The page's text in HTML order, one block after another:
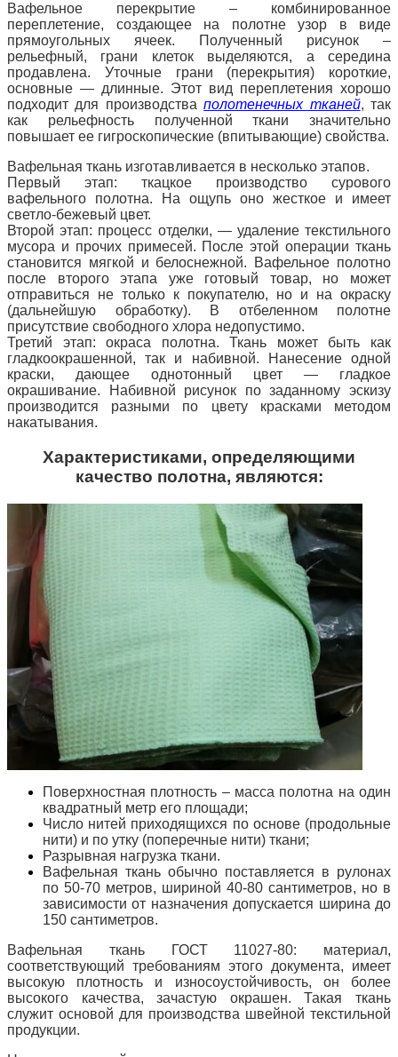
Вафельное перекрытие – комбинированное
переплетение, создающее на полотне узор в виде
прямоугольных ячеек. Полученный рисунок –
рельефный, грани клеток выделяются, а середина
продавлена. Уточные грани (перекрытия) короткие,
основные — длинные. Этот вид переплетения хорошо
подходит для производстваполотенечных тканей, так
как рельефность полученной ткани значительно
повышает ее гигроскопические (впитывающие) свойства.
Вафельная ткань изготавливается в несколько этапов.
Первый этап: ткацкое производство сурового
вафельного полотна. На ощупь оно жесткое и имеет
светло-бежевый цвет.
Второй этап: процесс отделки, — удаление текстильного
мусора и прочих примесей. После этой операции ткань
становится мягкой и белоснежной. Вафельное полотно
после второго этапа уже готовый товар, но может
отправиться не только к покупателю, но и на окраску
(дальнейшую обработку). В отбеленном полотне
присутствие свободного хлора недопустимо.
Третий этап: окраса полотна. Ткань может быть как
гладкоокрашенной, так и набивной. Нанесение одной
краски, дающее однотонный цвет — гладкое
окрашивание. Набивной рисунок по заданному эскизу
производится разными по цвету красками методом
накатывания.
Характеристиками, определяющими
качество полотна, являются:
Поверхностная плотность – масса полотна на один
квадратный метр его площади;
Число нитей приходящихся по основе (продольные
нити) и по утку (поперечные нити) ткани;
Разрывная нагрузка ткани.
Вафельная ткань обычно поставляется в рулонах
по 50-70 метров, шириной 40-80 сантиметров, но в
зависимости от назначения допускается ширина до
150 сантиметров.
Вафельная ткань ГОСТ 11027-80: материал,
соответствующий требованиям этого документа, имеет
высокую плотность и износоустойчивость, он более
высокого качества, зачастую окрашен. Такая ткань
служит основой для производства швейной текстильной
продукции.